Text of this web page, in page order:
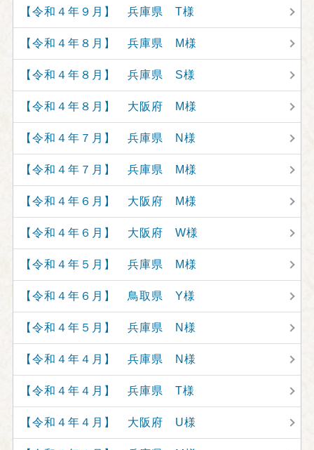
【令和４年９月】 兵庫県 T様
【令和４年８月】 兵庫県 M様
【令和４年８月】 兵庫県 S様
【令和４年８月】 大阪府 M様
【令和４年７月】 兵庫県 N様
【令和４年７月】 兵庫県 M様
【令和４年６月】 大阪府 M様
【令和４年６月】 大阪府 W様
【令和４年５月】 兵庫県 M様
【令和４年６月】 鳥取県 Y様
【令和４年５月】 兵庫県 N様
【令和４年４月】 兵庫県 N様
【令和４年４月】 兵庫県 T様
【令和４年４月】 大阪府 U様